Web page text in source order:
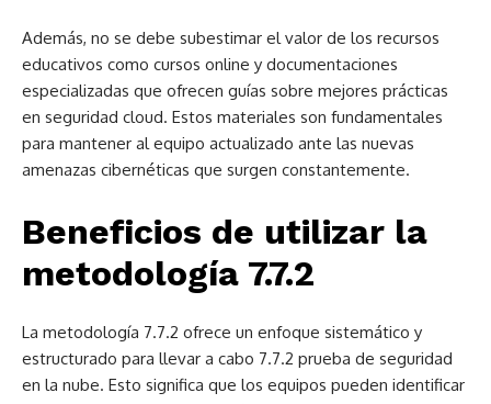
Además, no se debe subestimar el valor de los recursos
educativos como cursos online y documentaciones
especializadas que ofrecen guías sobre mejores prácticas
en seguridad cloud. Estos materiales son fundamentales
para mantener al equipo actualizado ante las nuevas
amenazas cibernéticas que surgen constantemente.
Beneficios de utilizar la
metodología 7.7.2
La metodología 7.7.2 ofrece un enfoque sistemático y
estructurado para llevar a cabo 7.7.2 prueba de seguridad
en la nube. Esto significa que los equipos pueden identificar